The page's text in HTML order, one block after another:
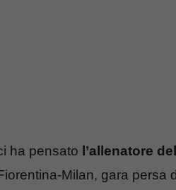
ha pensato l’allenatore
Milan, gara persa